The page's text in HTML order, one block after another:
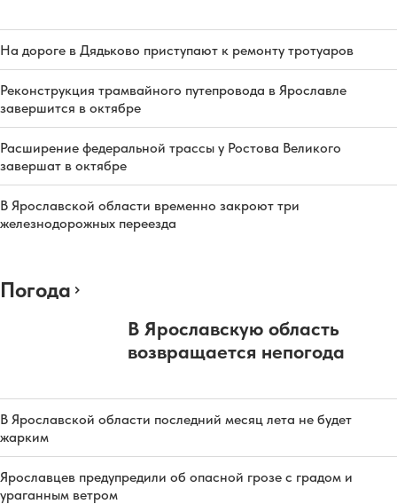
На дороге в Дядьково приступают к ремонту тротуаров
Реконструкция трамвайного путепровода в Ярославле
завершится в октябре
Расширение федеральной трассы у Ростова Великого
завершат в октябре
В Ярославской области временно закроют три
железнодорожных переезда
Погода
В Ярославскую область
возвращается непогода
В Ярославской области последний месяц лета не будет
жарким
Ярославцев предупредили об опасной грозе с градом и
ураганным ветром